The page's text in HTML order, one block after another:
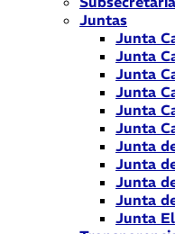
Juntas
Junta
Junta
Junta
Junta
Junta
Junta
Junta
Junta
Junta
Junta
Junta